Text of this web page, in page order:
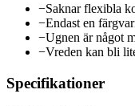
−Saknar flexibla
−Endast en
−Ugnen är något
−Vreden kan bli
Specifikationer